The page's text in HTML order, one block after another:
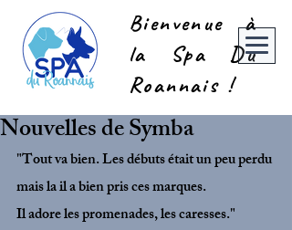
Bienvenue à
la Spa Du
Roannais !
Nouvelles de Symba
"Tout va bien. Les débuts était un peu perdu
mais la il a bien pris ces marques.
Il adore les promenades, les caresses."